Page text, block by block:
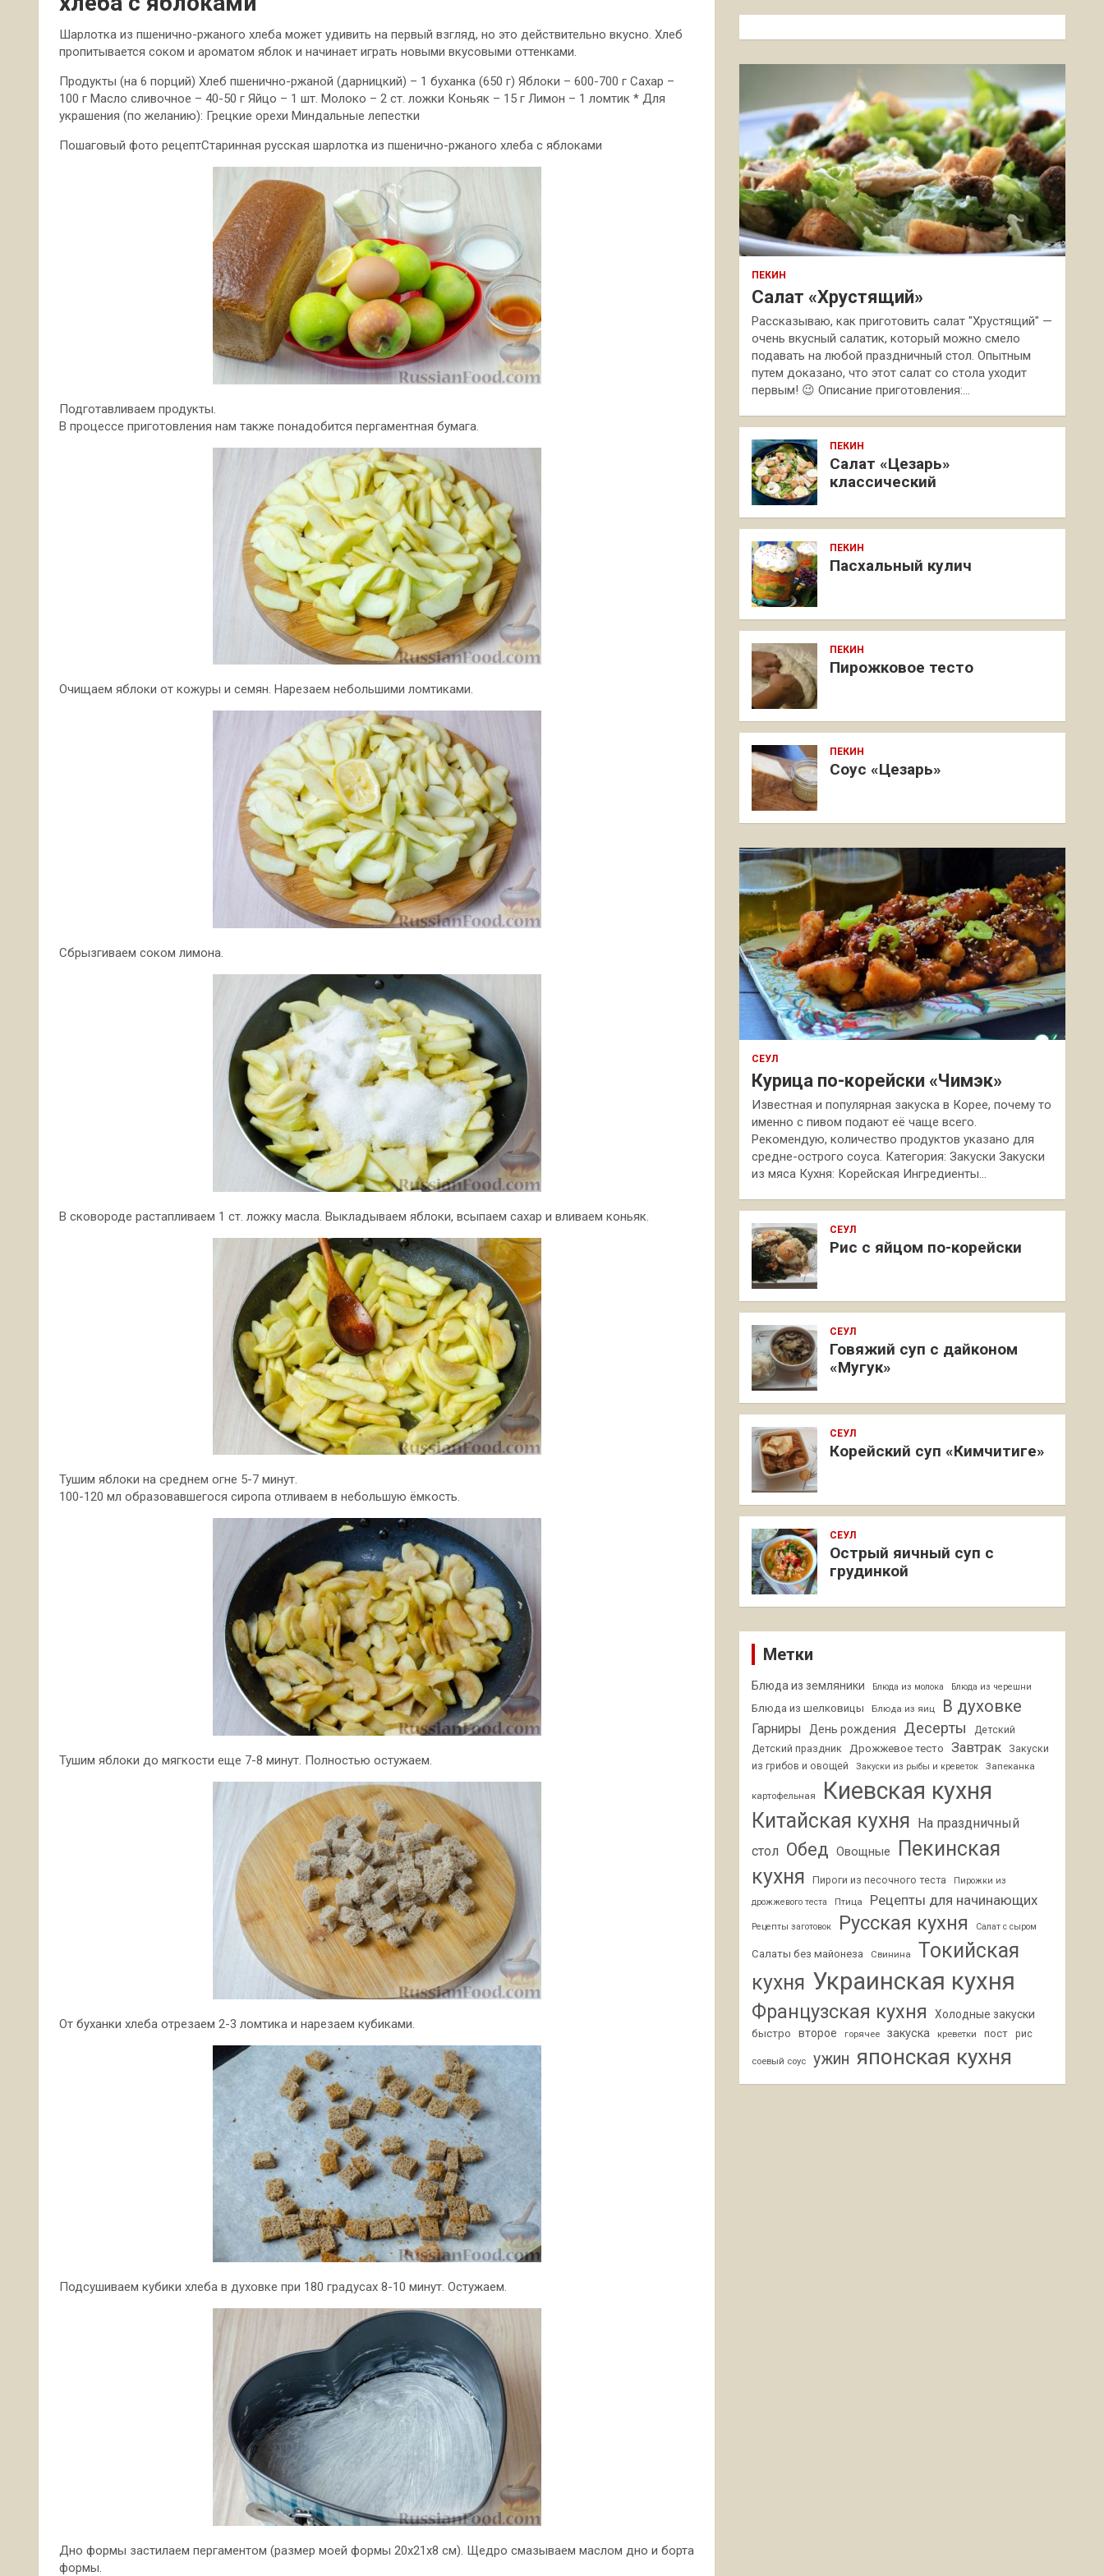
Шарлотка из пшенично-ржаного хлеба может удивить на первый взгляд, но это действительно вкусно. Хлеб
пропитывается соком и ароматом яблок и начинает играть новыми вкусовыми оттенками.
Продукты (на 6 порций) Хлеб пшенично-ржаной (дарницкий) – 1 буханка (650 г) Яблоки – 600-700 г Сахар –
100 г Масло сливочное – 40-50 г Яйцо – 1 шт. Молоко – 2 ст. ложки Коньяк – 15 г Лимон – 1 ломтик * Для
украшения (по желанию): Грецкие орехи Миндальные лепестки
Пошаговый фото рецептСтаринная русская шарлотка из пшенично-ржаного хлеба с яблоками
Подготавливаем продукты.
В процессе приготовления нам также понадобится пергаментная бумага.
Очищаем яблоки от кожуры и семян. Нарезаем небольшими ломтиками.
Сбрызгиваем соком лимона.
В сковороде растапливаем 1 ст. ложку масла. Выкладываем яблоки, всыпаем сахар и вливаем коньяк.
Тушим яблоки на среднем огне 5-7 минут.
100-120 мл образовавшегося сиропа отливаем в небольшую ёмкость.
Тушим яблоки до мягкости еще 7-8 минут. Полностью остужаем.
От буханки хлеба отрезаем 2-3 ломтика и нарезаем кубиками.
Подсушиваем кубики хлеба в духовке при 180 градусах 8-10 минут. Остужаем.
Дно формы застилаем пергаментом (размер моей формы 20х21х8 см). Щедро смазываем маслом дно и борта
формы.
к
ПЕКИН
Салат «Хрустящий»
Рассказываю, как приготовить салат "Хрустящий" —
очень вкусный салатик, который можно смело
подавать на любой праздничный стол. Опытным
путем доказано, что этот салат со стола уходит
первым! 😉 Описание приготовления:…
ПЕКИН
Салат «Цезарь»
классический
ПЕКИН
Пасхальный кулич
ПЕКИН
Пирожковое тесто
ПЕКИН
Соус «Цезарь»
СЕУЛ
Курица по-корейски «Чимэк»
Известная и популярная закуска в Корее, почему то
именно с пивом подают её чаще всего.
Рекомендую, количество продуктов указано для
средне-острого соуса. Категория: Закуски Закуски
из мяса Кухня: Корейская Ингредиенты…
СЕУЛ
Рис с яйцом по-корейски
СЕУЛ
Говяжий суп с дайконом
«Мугук»
СЕУЛ
Корейский суп «Кимчитиге»
СЕУЛ
Острый яичный суп с
грудинкой
Метки
Блюда из земляники Блюда из молока Блюда из черешни
Блюда из шелковицы Блюда из яиц В духовке
Гарниры День рождения Десерты
Детский
Детский праздник
Дрожжевое тесто Завтрак
Закуски
из грибов и овощей
Закуски из рыбы и креветок Запеканка
картофельная Киевская кухня
Китайская кухня На праздничный
стол Обед Овощные
Пекинская
кухня
Пироги из песочного теста
Пирожки из
дрожжевого теста
Птица Рецепты для начинающих
Рецепты заготовок Русская кухня Салат с сыром
Салаты без майонеза Свинина
Токийская
кухня Украинская кухня
Французская кухня Холодные закуски
быстро второе горячее закуска креветки пост рис
соевый соус ужин японская кухня